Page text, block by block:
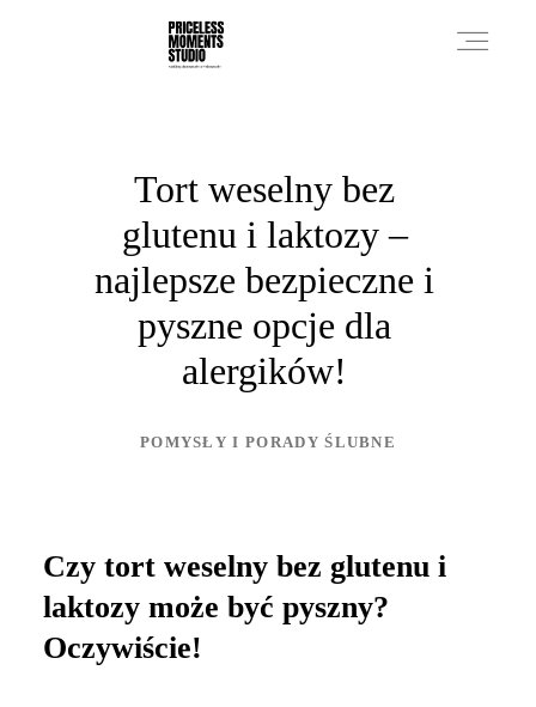
Tort weselny bez
glutenu i laktozy –
najlepsze bezpieczne i
pyszne opcje dla
alergików!
POMYSŁY I PORADY ŚLUBNE
Czy tort weselny bez glutenu i
laktozy może być pyszny?
Oczywiście!
PHOTO WORKS
VIDEO WORKS